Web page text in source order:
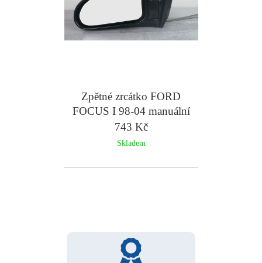
Zpětné zrcátko FORD
FOCUS I 98-04 manuální
743 Kč
Skladem